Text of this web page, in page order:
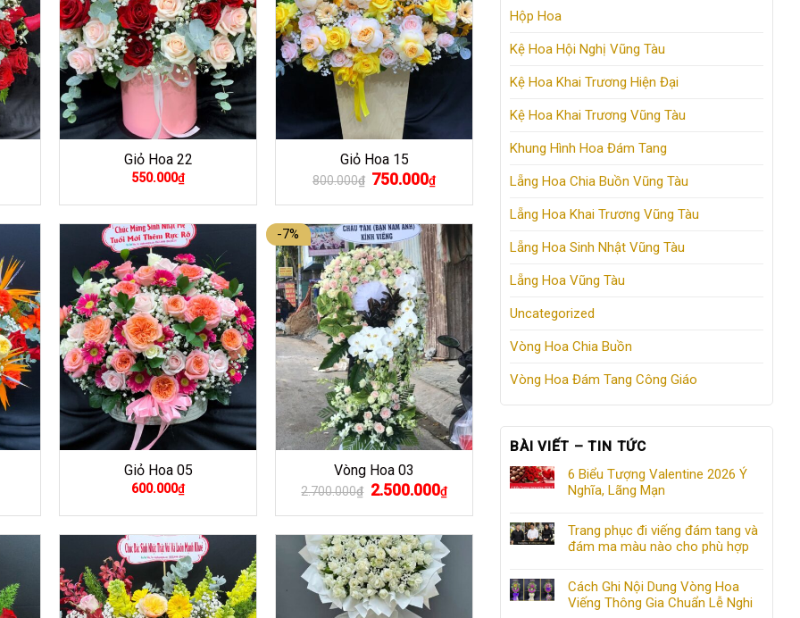
Hộp Hoa
Kệ Hoa Hội Nghị Vũng Tàu
Kệ Hoa Khai Trương Hiện Đại
Kệ Hoa Khai Trương Vũng Tàu
Khung Hình Hoa Đám Tang
Lẵng Hoa Chia Buồn Vũng Tàu
Lẵng Hoa Khai Trương Vũng Tàu
Lẵng Hoa Sinh Nhật Vũng Tàu
Lẵng Hoa Vũng Tàu
Uncategorized
Vòng Hoa Chia Buồn
Vòng Hoa Đám Tang Công Giáo
BÀI VIẾT – TIN TỨC
6 Biểu Tượng Valentine 2026 Ý
Nghĩa, Lãng Mạn
Trang phục đi viếng đám tang và
đám ma màu nào cho phù hợp
Cách Ghi Nội Dung Vòng Hoa
Viếng Thông Gia Chuẩn Lễ Nghi
Giỏ Hoa 22
550.000₫
Giỏ Hoa 15
800.000₫ Giá
gốc
là:
750.000₫Giá
hiện
tại
750.000₫.
Giỏ Hoa 05
600.000₫
-7%
Vòng Hoa 03
2.700.000₫ Giá
gốc
là:
2.500.000₫Giá
hiện
tại
2.500.000₫.